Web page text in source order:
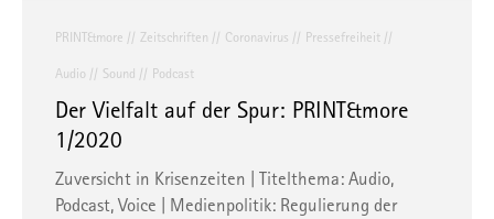
PRINT&more Zeitschriften Coronavirus Pressefreiheit
Audio Sound Podcast
Der Vielfalt auf der Spur: PRINT&more
1/2020
Zuversicht in Krisenzeiten | Titelthema: Audio,
Podcast, Voice | Medienpolitik: Regulierung der